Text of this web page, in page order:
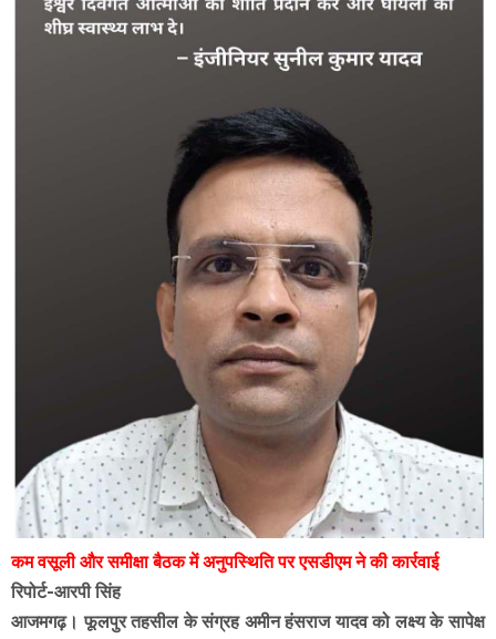
कम वसूली और समीक्षा बैठक में अनुपस्थिति पर एसडीएम ने की कार्रवाई
रिपोर्ट-आरपी सिंह
आजमगढ़। फूलपुर तहसील के संग्रह अमीन हंसराज यादव को लक्ष्य के सापेक्ष